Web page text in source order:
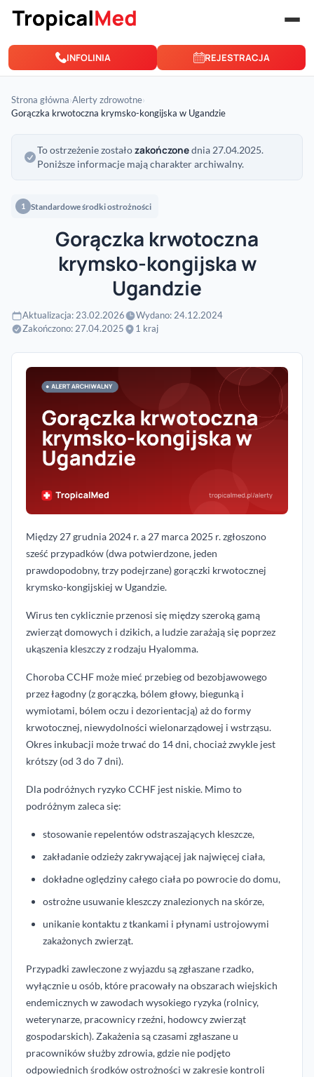
Przejdź do treści
INFOLINIA REJESTRACJA
Strona główna›Alerty zdrowotne›
Gorączka krwotoczna krymsko-kongijska w Ugandzie
To ostrzeżenie zostałozakończonednia 27.04.2025.
Poniższe informacje mają charakter archiwalny.
1 Standardowe środki ostrożności
Gorączka krwotoczna
krymsko-kongijska w
Ugandzie
Aktualizacja: 23.02.2026
Wydano: 24.12.2024
Zakończono: 27.04.2025
1 kraj
Między 27 grudnia 2024 r. a 27 marca 2025 r. zgłoszono
sześć przypadków (dwa potwierdzone, jeden
prawdopodobny, trzy podejrzane) gorączki krwotocznej
krymsko-kongijskiej w Ugandzie.
Wirus ten cyklicznie przenosi się między szeroką gamą
zwierząt domowych i dzikich, a ludzie zarażają się poprzez
ukąszenia kleszczy z rodzaju Hyalomma.
Choroba CCHF może mieć przebieg od bezobjawowego
przez łagodny (z gorączką, bólem głowy, biegunką i
wymiotami, bólem oczu i dezorientacją) aż do formy
krwotocznej, niewydolności wielonarządowej i wstrząsu.
Okres inkubacji może trwać do 14 dni, chociaż zwykle jest
krótszy (od 3 do 7 dni).
Dla podróżnych ryzyko CCHF jest niskie. Mimo to
podróżnym zaleca się:
stosowanie repelentów odstraszających kleszcze,
zakładanie odzieży zakrywającej jak najwięcej ciała,
dokładne oględziny całego ciała po powrocie do domu,
ostrożne usuwanie kleszczy znalezionych na skórze,
unikanie kontaktu z tkankami i płynami ustrojowymi
zakażonych zwierząt.
Przypadki zawleczone z wyjazdu są zgłaszane rzadko,
wyłącznie u osób, które pracowały na obszarach wiejskich
endemicznych w zawodach wysokiego ryzyka (rolnicy,
weterynarze, pracownicy rzeźni, hodowcy zwierząt
gospodarskich). Zakażenia są czasami zgłaszane u
pracowników służby zdrowia, gdzie nie podjęto
odpowiednich środków ostrożności w zakresie kontroli